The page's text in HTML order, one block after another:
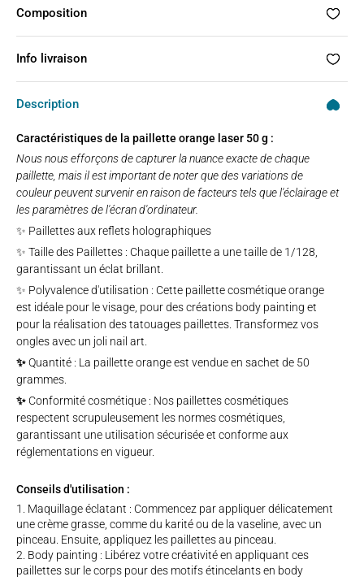
Composition
Info livraison
Description
Caractéristiques de la paillette orange laser 50 g :
Nous nous efforçons de capturer la nuance exacte de chaque
paillette, mais il est important de noter que des variations de
couleur peuvent survenir en raison de facteurs tels que l'éclairage et
les paramètres de l'écran d'ordinateur.
✨ Paillettes aux reflets holographiques
✨ Taille des Paillettes : Chaque paillette a une taille de 1/128,
garantissant un éclat brillant.
✨ Polyvalence d'utilisation : Cette paillette cosmétique orange
est idéale pour le visage, pour des créations body painting et
pour la réalisation des tatouages paillettes. Transformez vos
ongles avec un joli nail art.
✨Quantité : La paillette orange est vendue en sachet de 50
grammes.
✨ Conformité cosmétique : Nos paillettes cosmétiques
respectent scrupuleusement les normes cosmétiques,
garantissant une utilisation sécurisée et conforme aux
réglementations en vigueur.
Conseils d'utilisation :
Maquillage éclatant : Commencez par appliquer délicatement
une crème grasse, comme du karité ou de la vaseline, avec un
pinceau. Ensuite, appliquez les paillettes au pinceau.
Body painting : Libérez votre créativité en appliquant ces
paillettes sur le corps pour des motifs étincelants en body